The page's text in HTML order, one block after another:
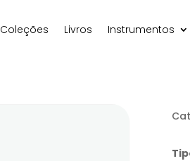
Coleções Livros Instrumentos